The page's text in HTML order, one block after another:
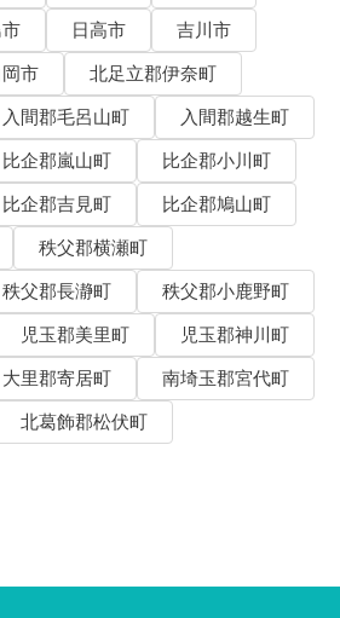
日高市
吉川市
市
北足立郡伊奈町
入間郡毛呂山町
入間郡越生町
比企郡嵐山町
比企郡小川町
比企郡吉見町
比企郡鳩山町
秩父郡横瀬町
秩父郡長瀞町
秩父郡小鹿野町
児玉郡美里町
児玉郡神川町
大里郡寄居町
南埼玉郡宮代町
北葛飾郡松伏町